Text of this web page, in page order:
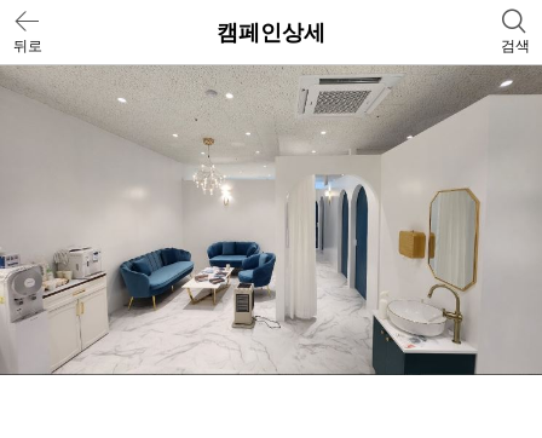
뒤로
캠페인상세
검색